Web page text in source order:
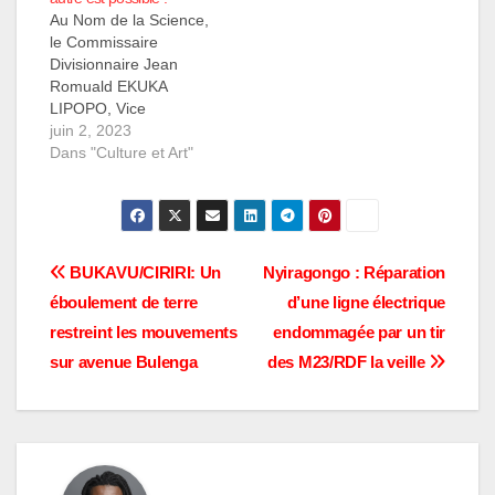
Au Nom de la Science,
le Commissaire
Divisionnaire Jean
Romuald EKUKA
LIPOPO, Vice
Gouverneur Militaire du
Nord Kivu, vient de
poèmes intitulé Plumes
pour la paix à l’Est de
Congo autre est
cours d’une cérémonie
y afférente,…
juin 2, 2023
Dans "Culture et Art"
Navigation
de
l’article
Nyiragongo : Réparation
d’une ligne électrique
endommagée par un tir
des M23/RDF la veille
BUKAVU/CIRIRI: Un
éboulement de terre
restreint les mouvements
sur avenue Bulenga